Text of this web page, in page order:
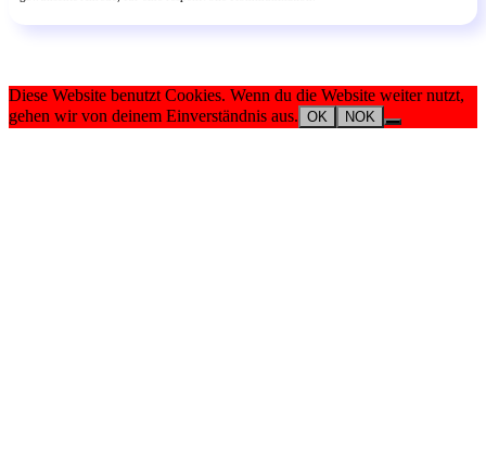
Diese Website benutzt Cookies. Wenn du die Website weiter nutzt,
gehen wir von deinem Einverständnis aus. OK NOK